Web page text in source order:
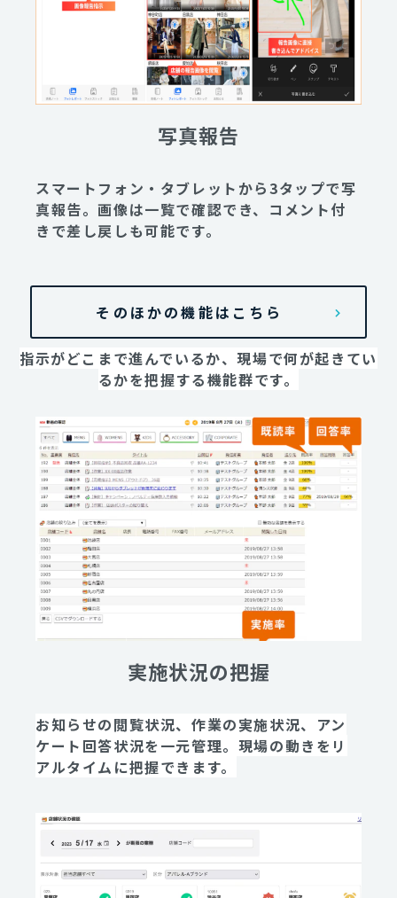
写真報告
スマートフォン・タブレットから3タップで写
真報告。画像は一覧で確認でき、コメント付
きで差し戻しも可能です。
そのほかの機能はこちら
指示がどこまで進んでいるか、現場で何が起きてい
るかを把握する機能群です。
実施状況の把握
お知らせの閲覧状況、作業の実施状況、アン
ケート回答状況を一元管理。現場の動きをリ
アルタイムに把握できます。